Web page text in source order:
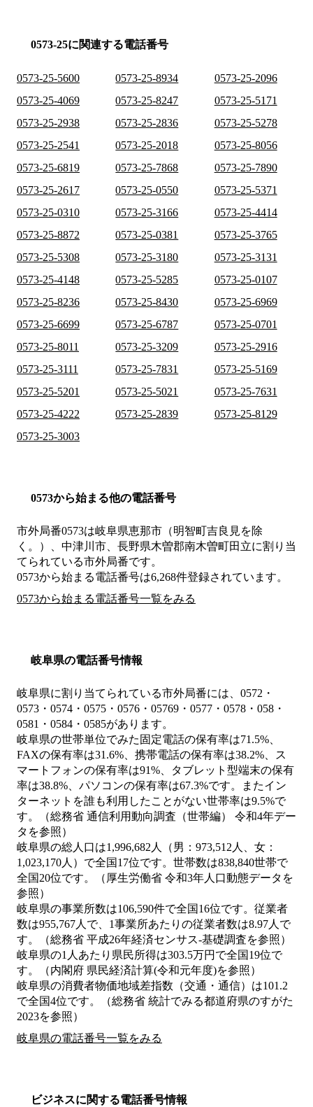
0573-25に関連する電話番号
0573-25-5600 0573-25-8934
0573-25-2096
0573-25-4069
0573-25-8247
0573-25-5171
0573-25-2938
0573-25-2836
0573-25-5278
0573-25-2541
0573-25-2018
0573-25-8056
0573-25-6819
0573-25-7868
0573-25-7890
0573-25-2617
0573-25-0550
0573-25-5371
0573-25-0310
0573-25-3166
0573-25-4414
0573-25-8872
0573-25-0381
0573-25-3765
0573-25-5308
0573-25-3180
0573-25-3131
0573-25-4148
0573-25-5285
0573-25-0107
0573-25-8236
0573-25-8430
0573-25-6969
0573-25-6699
0573-25-6787
0573-25-0701
0573-25-8011
0573-25-3209
0573-25-2916
0573-25-3111
0573-25-7831
0573-25-5169
0573-25-5201
0573-25-5021
0573-25-7631
0573-25-4222
0573-25-2839
0573-25-8129
0573-25-3003
0573から始まる他の電話番号
市外局番0573は岐阜県恵那市（明智町吉良見を除
く。）、中津川市、長野県木曽郡南木曽町田立に割り当
てられている市外局番です。
0573から始まる電話番号は6,268件登録されています。
0573から始まる電話番号一覧をみる
岐阜県の電話番号情報
岐阜県に割り当てられている市外局番には、0572・
0573・0574・0575・0576・05769・0577・0578・058・
0581・0584・0585があります。
岐阜県の世帯単位でみた固定電話の保有率は71.5%、
FAXの保有率は31.6%、携帯電話の保有率は38.2%、ス
マートフォンの保有率は91%、タブレット型端末の保有
率は38.8%、パソコンの保有率は67.3%です。またイン
ターネットを誰も利用したことがない世帯率は9.5%で
す。（総務省 通信利用動向調査（世帯編） 令和4年デー
タを参照）
岐阜県の総人口は1,996,682人（男：973,512人、女：
1,023,170人）で全国17位です。世帯数は838,840世帯で
全国20位です。（厚生労働省 令和3年人口動態データを
参照）
岐阜県の事業所数は106,590件で全国16位です。従業者
数は955,767人で、1事業所あたりの従業者数は8.97人で
す。（総務省 平成26年経済センサス‐基礎調査を参照）
岐阜県の1人あたり県民所得は303.5万円で全国19位で
す。（内閣府 県民経済計算(令和元年度)を参照）
岐阜県の消費者物価地域差指数（交通・通信）は101.2
で全国4位です。（総務省 統計でみる都道府県のすがた
2023を参照）
岐阜県の電話番号一覧をみる
ビジネスに関する電話番号情報